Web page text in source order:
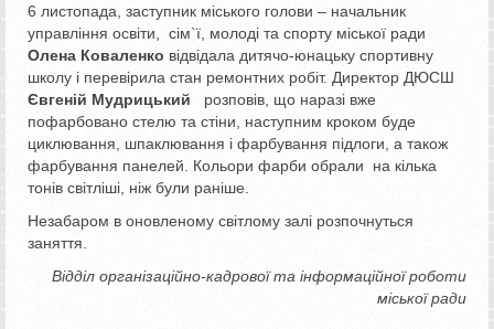
6 листопада, заступник міського голови – начальник
управління освіти, сім`ї, молоді та спорту міської ради
Олена Коваленко відвідала дитячо-юнацьку спортивну
школу і перевірила стан ремонтних робіт. Директор ДЮСШ
Євгеній Мудрицький
розповів, що наразі вже
пофарбовано стелю та стіни, наступним кроком буде
циклювання, шпаклювання і фарбування підлоги, а також
фарбування панелей. Кольори фарби обрали на кілька
тонів світліші, ніж були раніше.
Незабаром в оновленому світлому залі розпочнуться
заняття.
Відділ організаційно-кадрової та інформаційної роботи
міської ради